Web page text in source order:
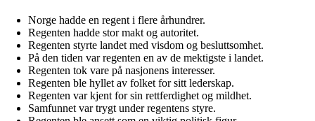
Norge hadde en regent i flere århundrer.
Regenten hadde stor makt og autoritet.
Regenten styrte landet med visdom og besluttsomhet.
På den tiden var regenten en av de mektigste i landet.
Regenten tok vare på nasjonens interesser.
Regenten ble hyllet av folket for sitt lederskap.
Regenten var kjent for sin rettferdighet og mildhet.
Samfunnet var trygt under regentens styre.